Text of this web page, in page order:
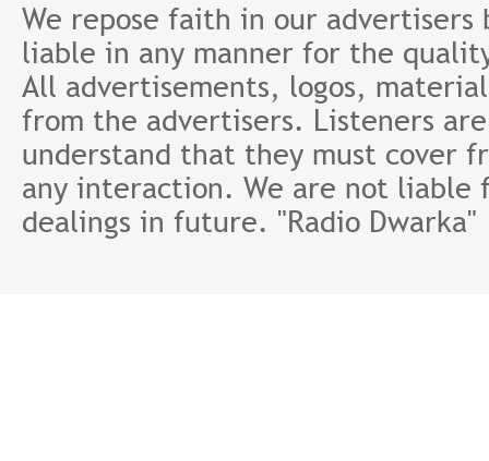
We repose faith in our
liable in any manner for the
All advertisements, logos,
from the advertisers. Listeners
understand that they must cover
any interaction. We are not
dealings in future. "Radio Dwarka"